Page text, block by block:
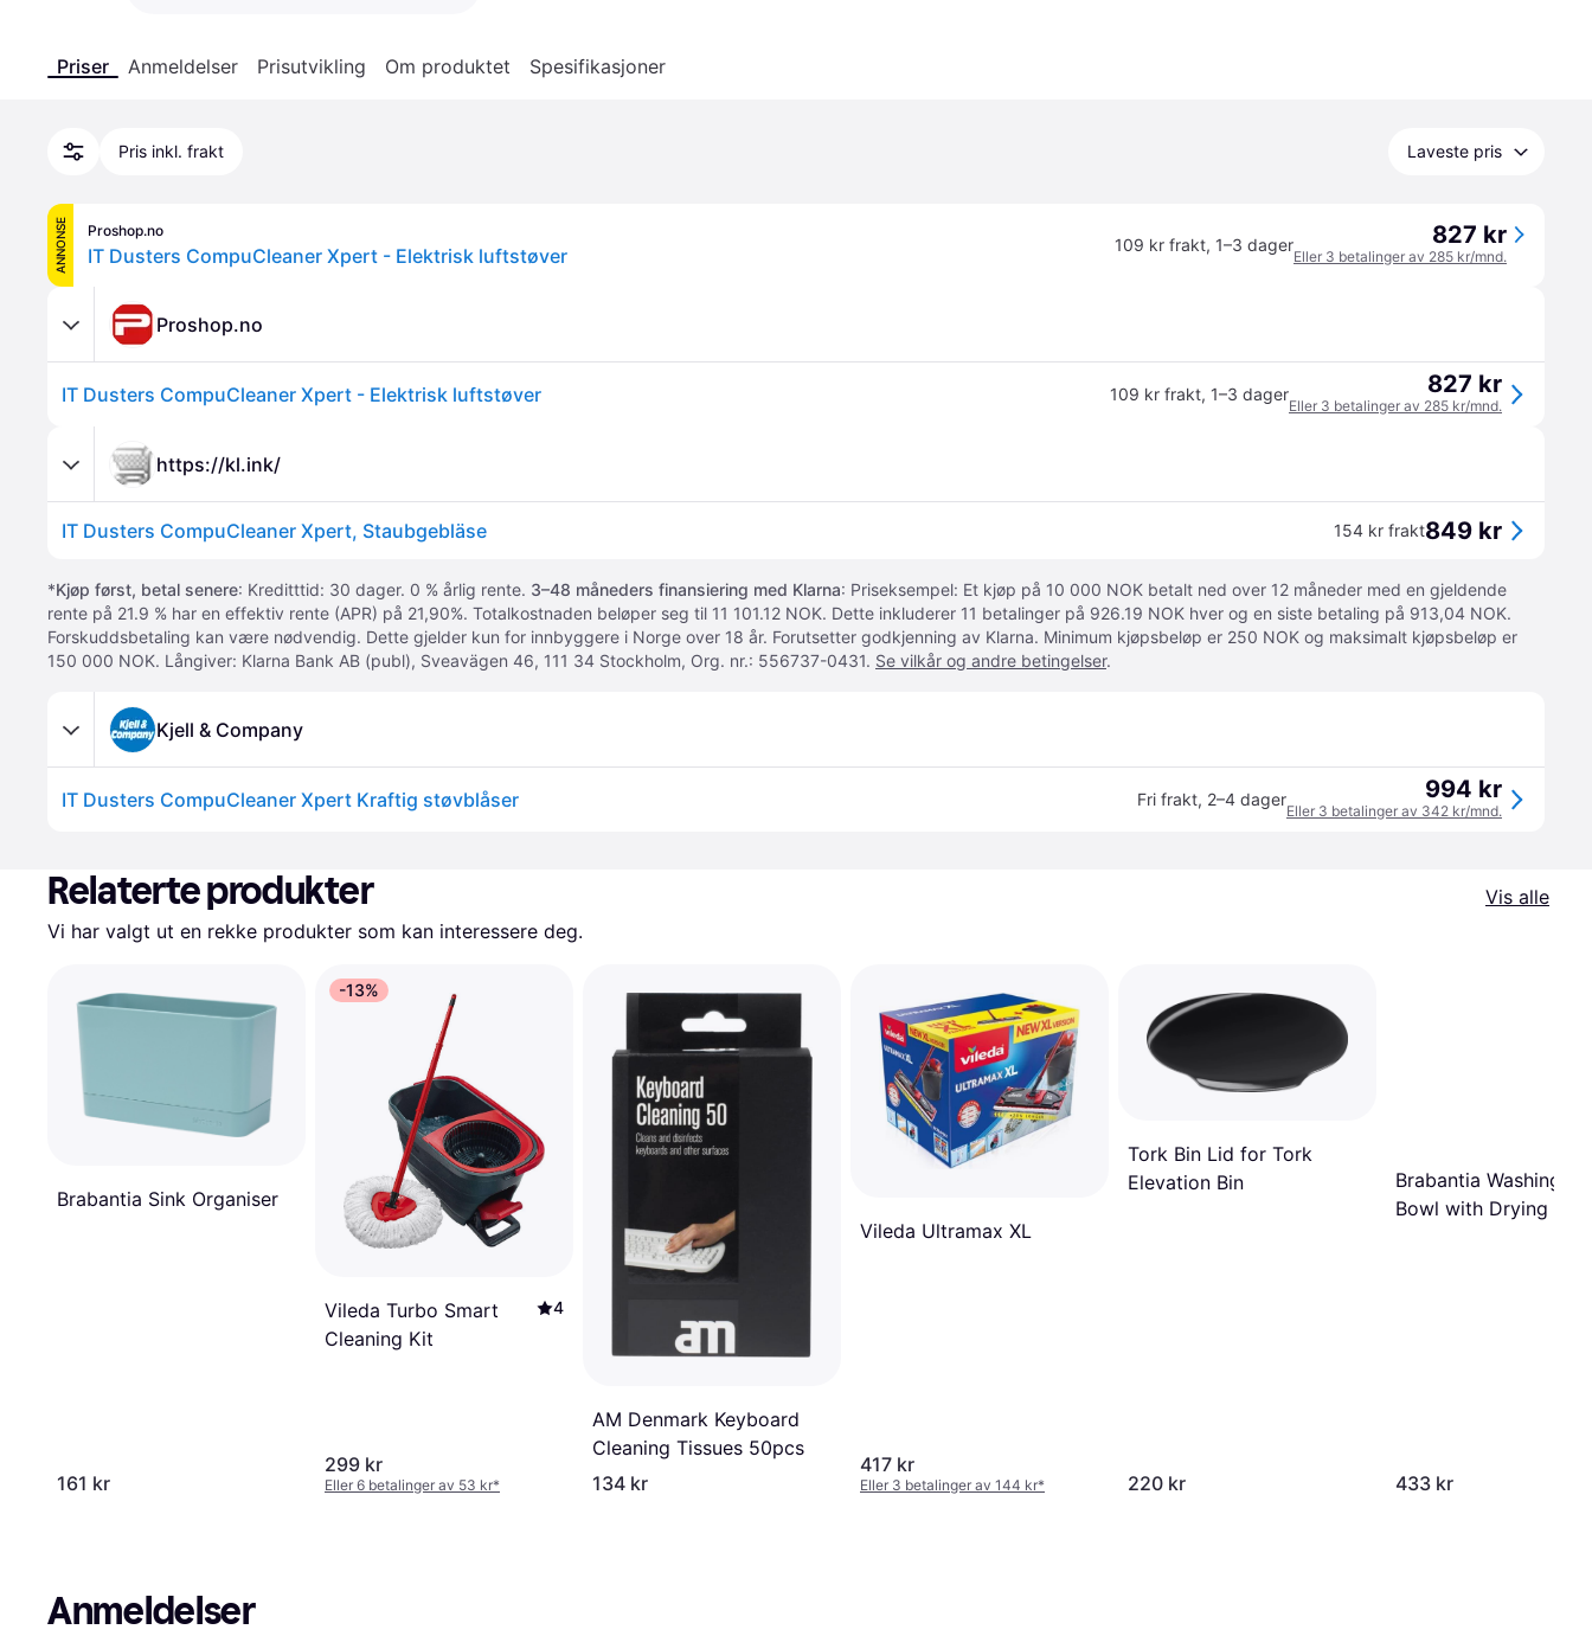
Priser Anmeldelser Prisutvikling Om produktet Spesifikasjoner
Pris inkl. frakt Laveste pris
ANNONSE Proshop.no
IT Dusters CompuCleaner Xpert - Elektrisk luftstøver 109 kr frakt, 1–3 dager 827 kr
Eller 3 betalinger av 285 kr/mnd.
Proshop.no
IT Dusters CompuCleaner Xpert - Elektrisk luftstøver 109 kr frakt, 1–3 dager 827 kr
Eller 3 betalinger av 285 kr/mnd.
https://kl.ink/
IT Dusters CompuCleaner Xpert, Staubgebläse 154 kr frakt849 kr
*Kjøp først, betal senere: Kreditttid: 30 dager. 0 % årlig rente. 3–48 måneders finansiering med Klarna: Priseksempel: Et kjøp på 10 000 NOK betalt ned over 12 måneder med en gjeldende
rente på 21.9 % har en effektiv rente (APR) på 21,90%. Totalkostnaden beløper seg til 11 101.12 NOK. Dette inkluderer 11 betalinger på 926.19 NOK hver og en siste betaling på 913,04 NOK.
Forskuddsbetaling kan være nødvendig. Dette gjelder kun for innbyggere i Norge over 18 år. Forutsetter godkjenning av Klarna. Minimum kjøpsbeløp er 250 NOK og maksimalt kjøpsbeløp er
150 000 NOK. Långiver: Klarna Bank AB (publ), Sveavägen 46, 111 34 Stockholm, Org. nr.: 556737-0431. Se vilkår og andre betingelser.
Kjell & Company
IT Dusters CompuCleaner Xpert Kraftig støvblåser Fri frakt, 2–4 dager 994 kr
Eller 3 betalinger av 342 kr/mnd.
Relaterte produkter
Vis alle
Vi har valgt ut en rekke produkter som kan interessere deg.
Brabantia Sink Organiser
161 kr
-13%
Vileda Turbo Smart
Cleaning Kit
4
299 kr
Eller 6 betalinger av 53 kr*
AM Denmark Keyboard
Cleaning Tissues 50pcs
134 kr
Vileda Ultramax XL
417 kr
Eller 3 betalinger av 144 kr*
Tork Bin Lid for Tork
Elevation Bin
220 kr
Brabantia Washing Up
Bowl with Drying Tray
433 kr
Anmeldelser